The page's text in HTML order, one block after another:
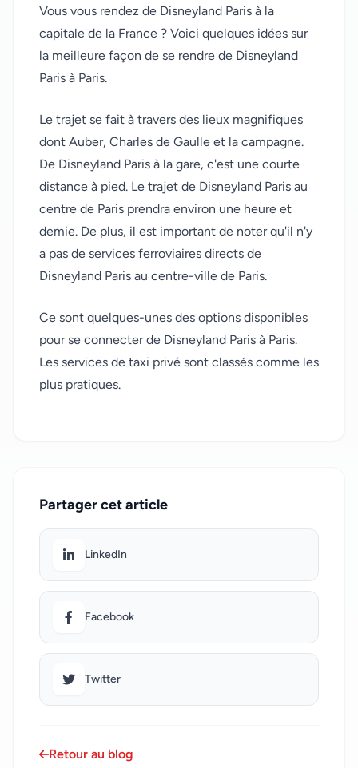
Vous vous rendez de Disneyland Paris à la
capitale de la France ? Voici quelques idées sur
la meilleure façon de se rendre de Disneyland
Paris à Paris.
Le trajet se fait à travers des lieux magnifiques
dont Auber, Charles de Gaulle et la campagne.
De Disneyland Paris à la gare, c'est une courte
distance à pied. Le trajet de Disneyland Paris au
centre de Paris prendra environ une heure et
demie. De plus, il est important de noter qu'il n'y
a pas de services ferroviaires directs de
Disneyland Paris au centre-ville de Paris.
Ce sont quelques-unes des options disponibles
pour se connecter de Disneyland Paris à Paris.
Les services de taxi privé sont classés comme les
plus pratiques.
Partager cet article
LinkedIn
Facebook
Twitter
Retour au blog